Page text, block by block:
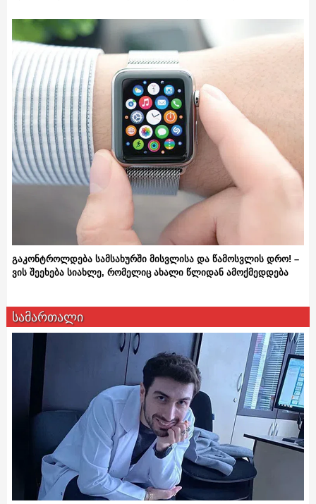
გაკონტროლდება სამსახურში მისვლისა და წამოსვლის დრო! –
ვის შეეხება სიახლე, რომელიც ახალი წლიდან ამოქმედდება
სამართალი